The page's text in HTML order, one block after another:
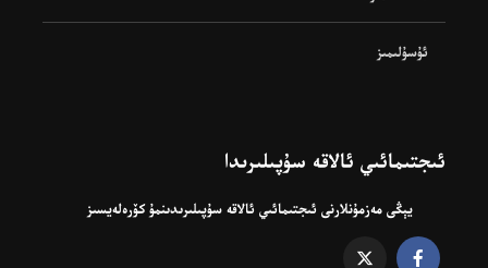
ئۇسۇلىمىز
ئىجتىمائىي ئالاقە سۇپىلىرىدا
يېڭى مەزمۇنلارنى ئىجتىمائىي ئالاقە سۇپىلىرىدىنمۇ كۆرەلەيسىز